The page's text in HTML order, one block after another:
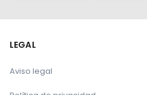
LEGAL
Aviso legal